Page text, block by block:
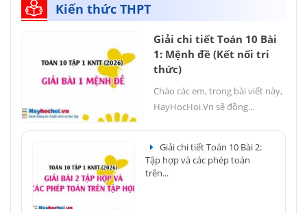
Kiến thức THPT
Giải chi tiết Toán 10 Bài
1: Mệnh đề (Kết nối tri
thức)
Chào các em, trong bài viết này,
HayHocHoi.Vn sẽ đồng...
Giải chi tiết Toán 10 Bài 2:
Tập hợp và các phép toán
trên...